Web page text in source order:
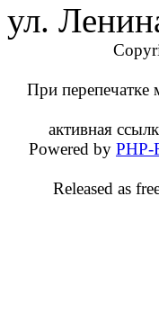
ул.
При перепечатке
активная
Powered by PHP-
Released as